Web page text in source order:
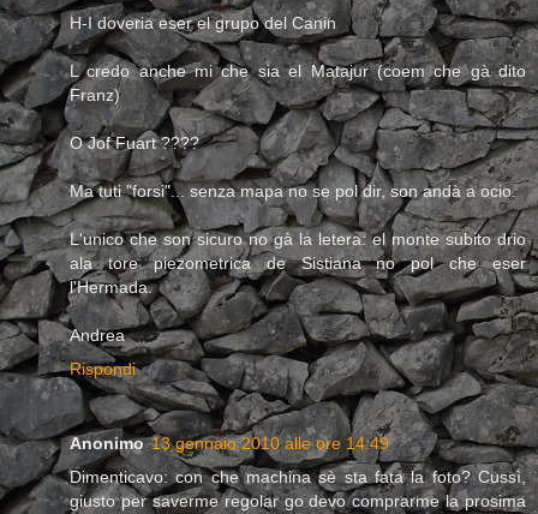
H-I doveria eser el grupo del Canin
L credo anche mi che sia el Matajur (coem che gà dito
Franz)
O Jof Fuart ????
Ma tuti "forsi"... senza mapa no se pol dir, son andà a ocio.
L'unico che son sicuro no gà la letera: el monte subito drio
ala tore piezometrica de Sistiana no pol che eser
l'Hermada.
Andrea
Rispondi
Anonimo 13 gennaio 2010 alle ore 14:49
Dimenticavo: con che machina sè sta fata la foto? Cussì,
giusto per saverme regolar go devo comprarme la prosima